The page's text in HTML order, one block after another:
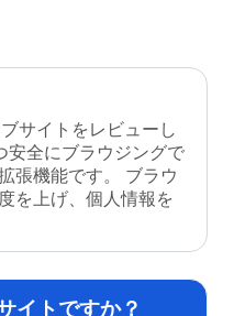
サイトをレビューし
安全にブラウジングで
張機能です。 ブラウ
を上げ、個人情報を
イトですか？